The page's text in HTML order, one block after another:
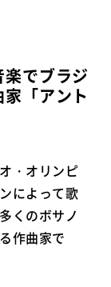
でブラジ
「アント
・オリンピ
によって歌
くのボサノ
作曲家で